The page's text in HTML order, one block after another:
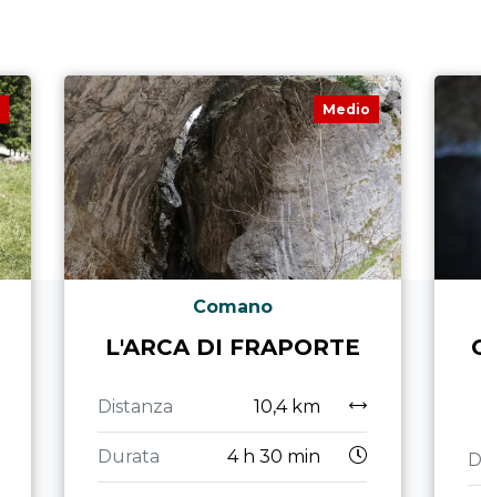
Medio
Comano
L'ARCA DI FRAPORTE
Distanza 10,4 km
Durata 4 h 30 min